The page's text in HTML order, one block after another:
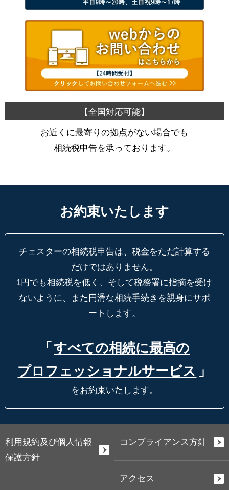
お近くに最寄りの拠点がない場合でも
相続税申告を承っております。
お約束いたします
チェスターの相続税申告は、税金をただ計算する
だけではありません。
1円でも相続税を低く、そして税務署に指摘を受け
ないように、
また円滑な相続手続きを親身にサポ
ートします。
「 すべての相続に最高の
プロフェッショナルサービス 」
をお約束いたします。
利用規約及び個人情報
保護方針
コンプライアンス方針
アクセス